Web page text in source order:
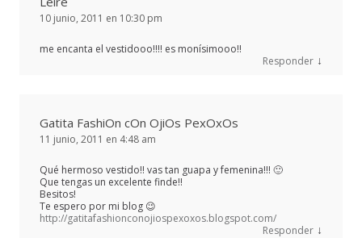
10 junio, 2011 en 10:30 pm
me encanta el vestidooo!!!! es monísimooo!!
Responder ↓
Gatita FashiOn cOn OjiOs PexOxOs
11 junio, 2011 en 4:48 am
Qué hermoso vestido!! vas tan guapa y femenina!!! 🙂
Que tengas un excelente finde!!
Besitos!
Te espero por mi blog 😉
http://gatitafashionconojiospexoxos.blogspot.com/
Responder ↓